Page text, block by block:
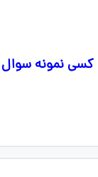
کسی نمونه